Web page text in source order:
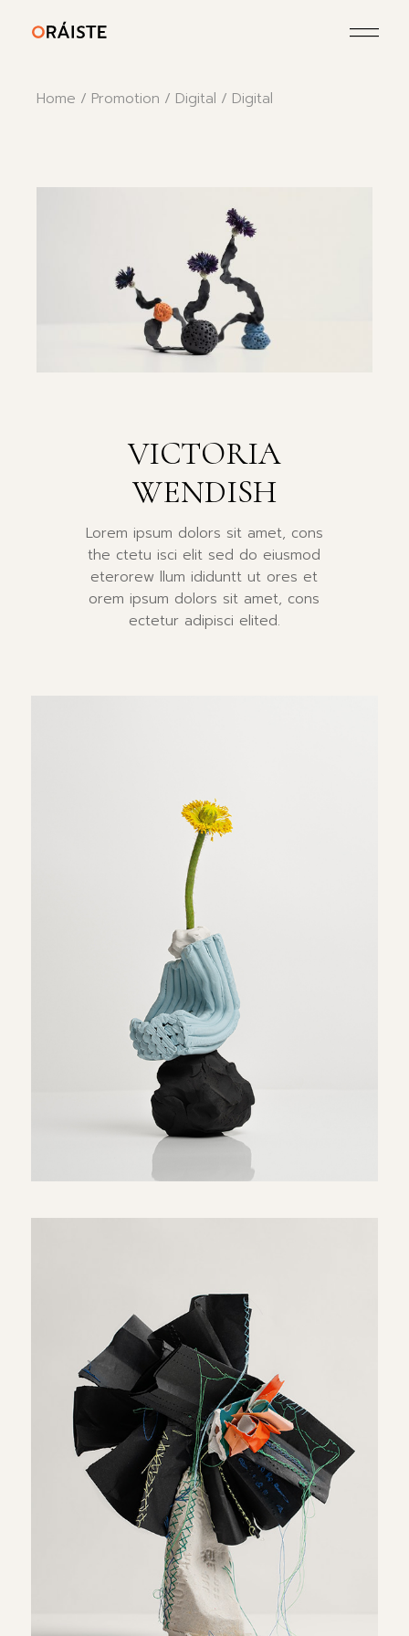
Home Promotion Digital Digital
VICTORIA
WENDISH
Lorem ipsum dolors sit amet, cons
the ctetu isci elit sed do eiusmod
eterorew llum ididuntt ut ores et
orem ipsum dolors sit amet, cons
ectetur adipisci elited.